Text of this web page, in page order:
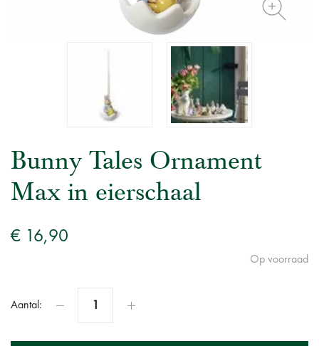
Bunny Tales Ornament
Max in eierschaal
€ 16,90
Op voorraad
Aantal: